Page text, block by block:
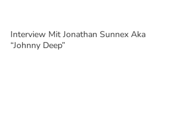
Interview Mit Jonathan Sunnex Aka
“Johnny Deep”